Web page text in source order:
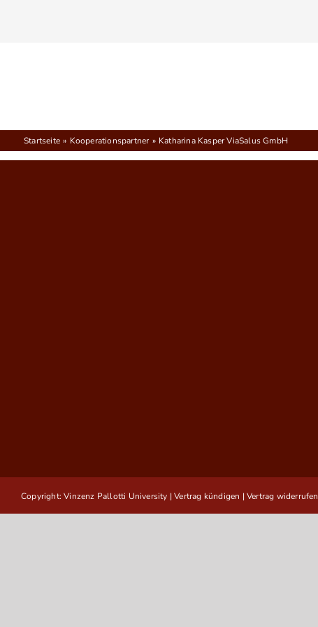
Startseite Kooperationspartner Katharina Kasper ViaSalus GmbH
Copyright: Vinzenz Pallotti University |Vertrag kündigen |Vertrag widerrufen